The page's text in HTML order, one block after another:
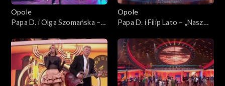
Opole
Papa D. i Olga Szomańska –
Koncert „Zróbmy więc
prywatkę”
Opole
Papa D. i Filip Lato – „Nasz
Koncert „Zróbmy więc
prywatkę”